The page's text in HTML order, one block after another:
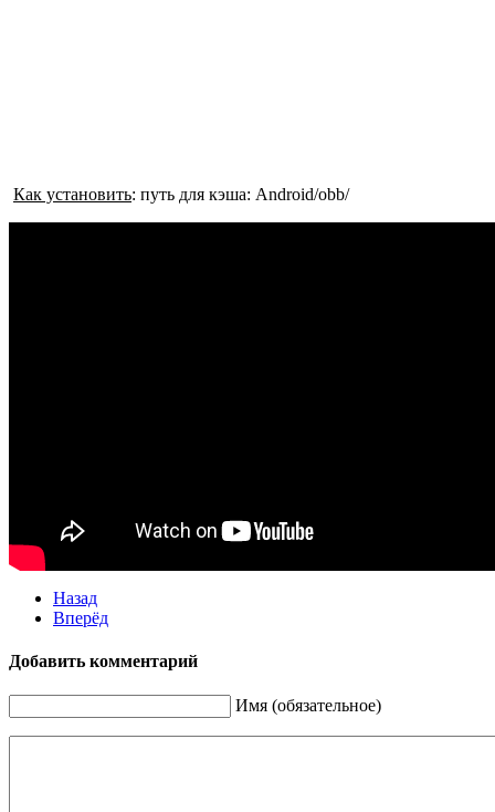
Как установить: путь для кэша: Android/obb/
Назад
Вперёд
Добавить комментарий
Имя (обязательное)